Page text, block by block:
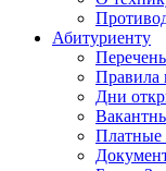
Абитуриенту
Правила
Дни
Платные